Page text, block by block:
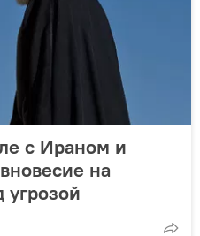
с Ираном и
на